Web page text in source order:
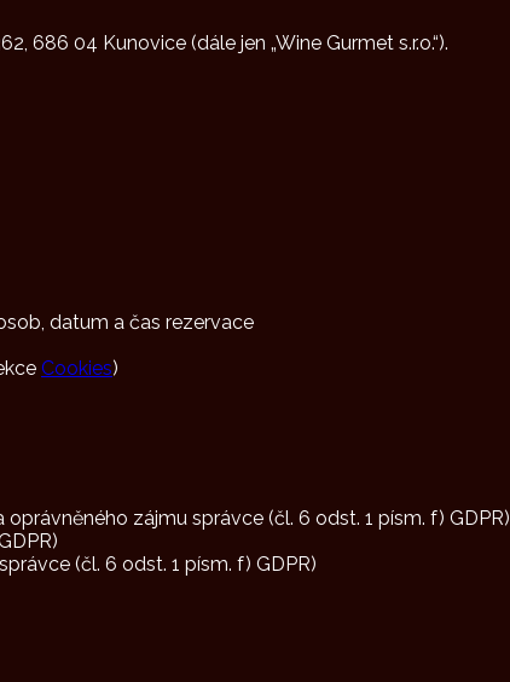
686 04 Kunovice (dále jen „Wine Gurmet s.r.o.“).
datum a čas rezervace
Cookies)
zájmu správce (čl. 6 odst. 1 písm. f) GDPR)
(čl. 6 odst. 1 písm. f) GDPR)